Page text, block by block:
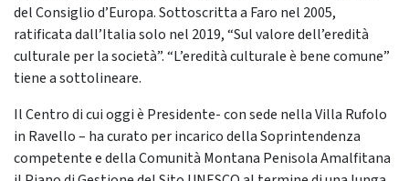
del Consiglio d’Europa. Sottoscritta a Faro nel 2005,
ratificata dall’Italia solo nel 2019, “Sul valore dell’eredità
culturale per la società”. “L’eredità culturale è bene comune”
tiene a sottolineare.
Il Centro di cui oggi è Presidente- con sede nella Villa Rufolo
in Ravello – ha curato per incarico della Soprintendenza
competente e della Comunità Montana Penisola Amalfitana